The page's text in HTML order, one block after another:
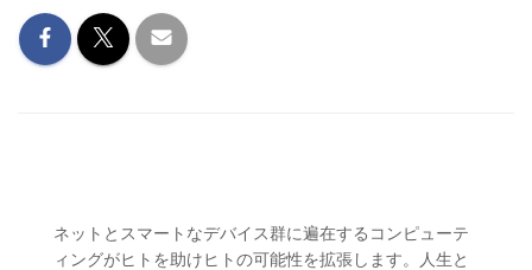
ネットとスマートなデバイス群に遍在するコンピューテ
ィングがヒトを助けヒトの可能性を拡張します。人生と